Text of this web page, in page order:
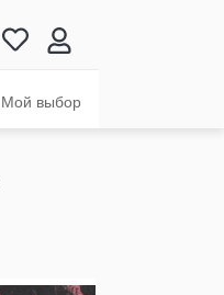
Мой выбор